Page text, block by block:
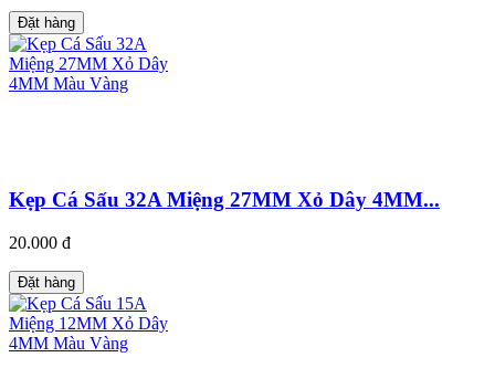
Đặt hàng
Kẹp Cá Sấu 32A Miệng 27MM Xỏ Dây 4MM...
20.000 đ
Đặt hàng